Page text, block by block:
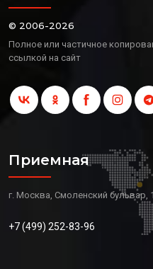
© 2006-2026
Полное или частичное
ссылкой на сайт
Приемная
г. Москва, Смоленский бульвар,
+7 (499) 252-83-96